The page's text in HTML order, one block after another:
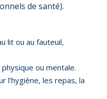
de santé).
lit ou au fauteuil,
ou mentale.
l’hygiène, les repas, la